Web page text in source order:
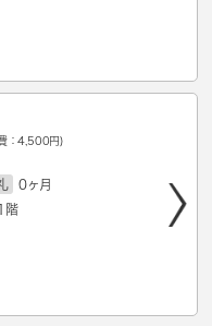
：4,500円)
0ヶ月
階